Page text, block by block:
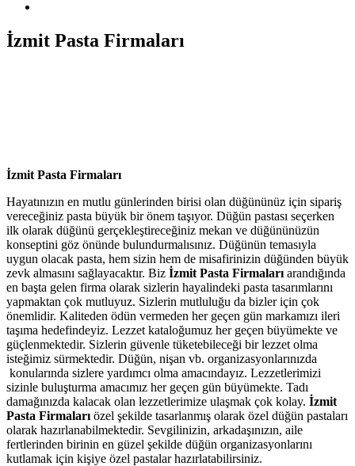
İzmit Pasta Firmaları
İzmit Pasta Firmaları
Hayatınızın en mutlu günlerinden birisi olan düğününüz için sipariş
vereceğiniz pasta büyük bir önem taşıyor. Düğün pastası seçerken
ilk olarak düğünü gerçekleştireceğiniz mekan ve düğününüzün
konseptini göz önünde bulundurmalısınız. Düğünün temasıyla
uygun olacak pasta, hem sizin hem de misafirinizin düğünden büyük
zevk almasını sağlayacaktır. Biz İzmit Pasta Firmaları arandığında
en başta gelen firma olarak sizlerin hayalindeki pasta tasarımlarını
yapmaktan çok mutluyuz. Sizlerin mutluluğu da bizler için çok
önemlidir. Kaliteden ödün vermeden her geçen gün markamızı ileri
taşıma hedefindeyiz. Lezzet kataloğumuz her geçen büyümekte ve
güçlenmektedir. Sizlerin güvenle tüketebileceği bir lezzet olma
isteğimiz sürmektedir. Düğün, nişan vb. organizasyonlarınızda
konularında sizlere yardımcı olma amacındayız. Lezzetlerimizi
sizinle buluşturma amacımız her geçen gün büyümekte. Tadı
damağınızda kalacak olan lezzetlerimize ulaşmak çok kolay. İzmit
Pasta Firmaları özel şekilde tasarlanmış olarak özel düğün pastaları
olarak hazırlanabilmektedir. Sevgilinizin, arkadaşınızın, aile
fertlerinden birinin en güzel şekilde düğün organizasyonlarını
kutlamak için kişiye özel pastalar hazırlatabilirsiniz.